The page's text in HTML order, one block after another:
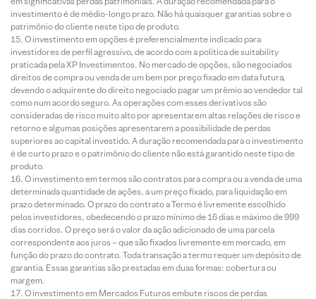
investimento é de médio-longo prazo. Não há quaisquer garantias sobre o
patrimônio do cliente neste tipo de produto.
O investimento em opções é preferencialmente indicado para
investidores de perfil agressivo, de acordo com a política de suitability
praticada pela XP Investimentos. No mercado de opções, são negociados
direitos de compra ou venda de um bem por preço fixado em data futura,
devendo o adquirente do direito negociado pagar um prêmio ao vendedor tal
como num acordo seguro. As operações com esses derivativos são
consideradas de risco muito alto por apresentarem altas relações de risco e
retorno e algumas posições apresentarem a possibilidade de perdas
superiores ao capital investido. A duração recomendada para o investimento
é de curto prazo e o patrimônio do cliente não está garantido neste tipo de
produto.
O investimento em termos são contratos para compra ou a venda de uma
determinada quantidade de ações, a um preço fixado, para liquidação em
prazo determinado. O prazo do contrato a Termo é livremente escolhido
pelos investidores, obedecendo o prazo mínimo de 16 dias e máximo de 999
dias corridos. O preço será o valor da ação adicionado de uma parcela
correspondente aos juros – que são fixados livremente em mercado, em
função do prazo do contrato. Toda transação a termo requer um depósito de
garantia. Essas garantias são prestadas em duas formas: cobertura ou
margem.
O investimento em Mercados Futuros embute riscos de perdas